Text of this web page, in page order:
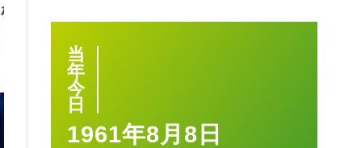
机械人天才
当
年
今
日
1961年8月8日